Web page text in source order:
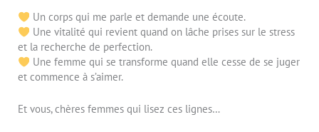
Un corps qui me parle et demande une écoute.
Une vitalité qui revient quand on lâche prises sur le stress
et la recherche de perfection.
Une femme qui se transforme quand elle cesse de se juger
et commence à s’aimer.
Et vous, chères femmes qui lisez ces lignes…